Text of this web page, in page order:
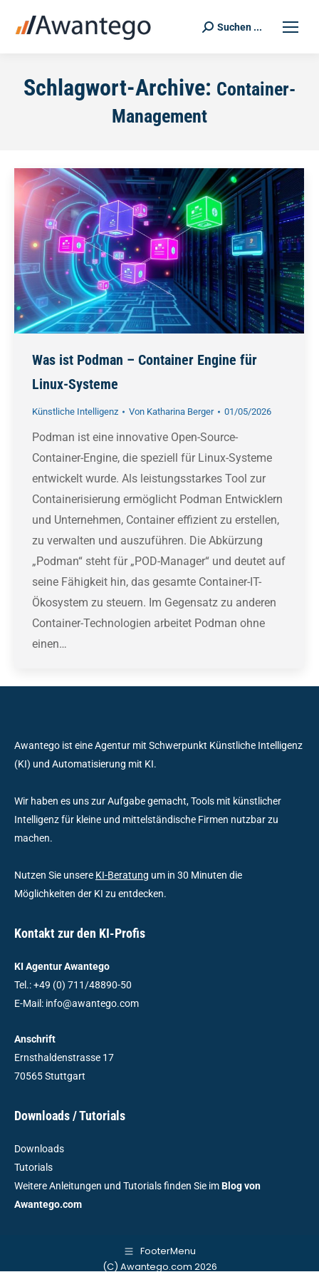
Search:
Suchen ...
Schlagwort-Archive: Container-
Management
Was ist Podman – Container Engine für
Linux-Systeme
Künstliche Intelligenz Von Katharina Berger 01/05/2026
Podman ist eine innovative Open-Source-
Container-Engine, die speziell für Linux-Systeme
entwickelt wurde. Als leistungsstarkes Tool zur
Containerisierung ermöglicht Podman Entwicklern
und Unternehmen, Container effizient zu erstellen,
zu verwalten und auszuführen. Die Abkürzung
„Podman“ steht für „POD-Manager“ und deutet auf
seine Fähigkeit hin, das gesamte Container-IT-
Ökosystem zu steuern. Im Gegensatz zu anderen
Container-Technologien arbeitet Podman ohne
einen…
Awantego ist eine Agentur mit Schwerpunkt Künstliche Intelligenz
(KI) und Automatisierung mit KI.
Wir haben es uns zur Aufgabe gemacht, Tools mit künstlicher
Intelligenz für kleine und mittelständische Firmen nutzbar zu
machen.
Nutzen Sie unsere KI-Beratung um in 30 Minuten die
Möglichkeiten der KI zu entdecken.
Kontakt zur den KI-Profis
KI Agentur Awantego
Tel.: +49 (0) 711/48890-50
E-Mail: info@awantego.com
Anschrift
Ernsthaldenstrasse 17
70565 Stuttgart
Downloads / Tutorials
Downloads
Tutorials
Weitere Anleitungen und Tutorials finden Sie imBlog von
Awantego.com
FooterMenu
(C) Awantego.com 2026